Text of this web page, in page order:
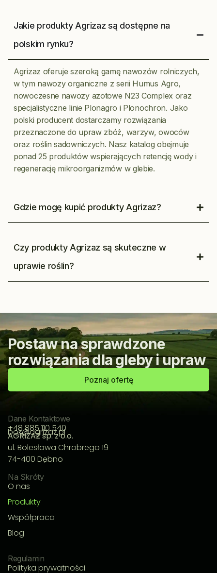
Jakie produkty Agrizaz są dostępne na
polskim rynku?
Agrizaz oferuje szeroką gamę nawozów rolniczych,
w tym nawozy organiczne z serii Humus Agro,
nowoczesne nawozy azotowe N23 Complex oraz
specjalistyczne linie Plonagro i Plonochron. Jako
polski producent dostarczamy rozwiązania
przeznaczone do upraw zbóż, warzyw, owoców
oraz roślin sadowniczych. Nasz katalog obejmuje
ponad 25 produktów wspierających retencję wody i
regenerację mikroorganizmów w glebie.
Gdzie mogę kupić produkty Agrizaz?
Czy produkty Agrizaz są skuteczne w
uprawie roślin?
Postaw na sprawdzone
rozwiązania dla gleby i upraw
Poznaj ofertę
Na Skróty
O nas
Produkty
Współpraca
Blog
Regulamin
Polityka prywatności
Dane Kontaktowe
+48 885 110 540
bok@agrizaz.pl
AGRIZAZ sp. z o.o.
ul. Bolesława Chrobrego 19
74-400 Dębno